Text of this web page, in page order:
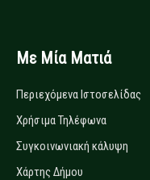
Με Μία Ματιά
Περιεχόμενα Ιστοσελίδας
Χρήσιμα Τηλέφωνα
Συγκοινωνιακή κάλυψη
Χάρτης Δήμου